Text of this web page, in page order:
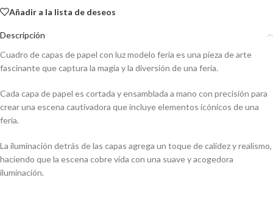
Añadir a la lista de deseos
Descripción
Cuadro de capas de papel con luz modelo feria es una pieza de arte
fascinante que captura la magia y la diversión de una feria.
Cada capa de papel es cortada y ensamblada a mano con precisión para
crear una escena cautivadora que incluye elementos icónicos de una
feria.
La iluminación detrás de las capas agrega un toque de calidez y realismo,
haciendo que la escena cobre vida con una suave y acogedora
iluminación.